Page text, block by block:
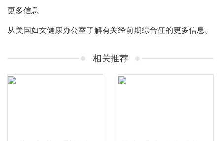
更多信息
从美国妇女健康办公室了解有关经前期综合征的更多信息。
相关推荐